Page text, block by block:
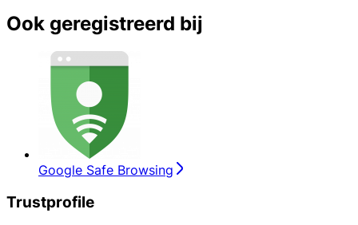
Ook geregistreerd bij
Google Safe Browsing
Trustprofile